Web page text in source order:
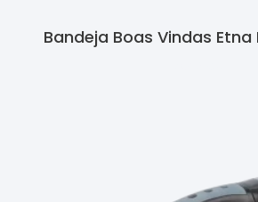
Bandeja Boas Vindas Etna